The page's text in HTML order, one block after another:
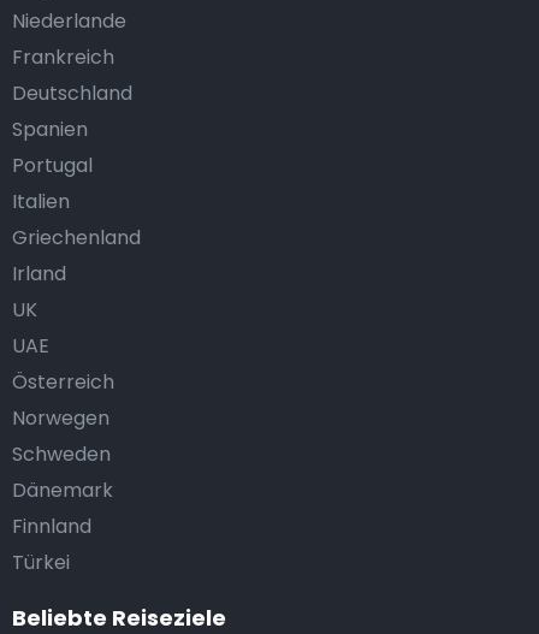
Niederlande
Frankreich
Deutschland
Spanien
Portugal
Italien
Griechenland
Irland
UK
UAE
Österreich
Norwegen
Schweden
Dänemark
Finnland
Türkei
Beliebte Reiseziele